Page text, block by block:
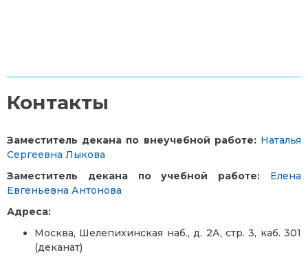
Контакты
Заместитель декана по внеучебной работе: Наталья
Сергеевна Лыкова
Заместитель декана по учебной работе: Елена
Евгеньевна Антонова
Адреса:
Москва, Шелепихинская наб., д. 2А, стр. 3, каб. 301
(деканат)